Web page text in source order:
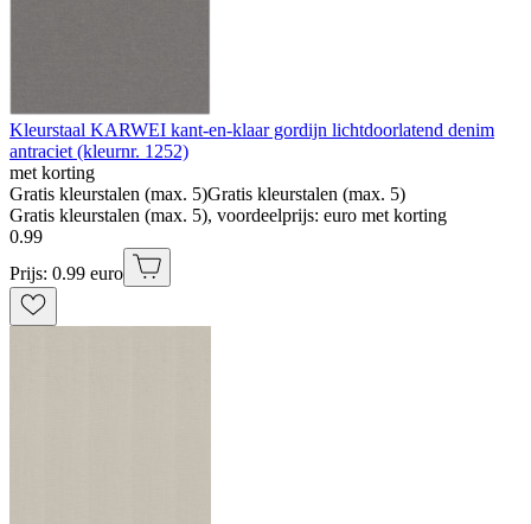
Kleurstaal KARWEI kant-en-klaar gordijn lichtdoorlatend denim
antraciet (kleurnr. 1252)
met korting
Gratis kleurstalen (max. 5)Gratis kleurstalen (max. 5)
Gratis kleurstalen (max. 5), voordeelprijs: euro met korting
0.99
Prijs: 0.99 euro